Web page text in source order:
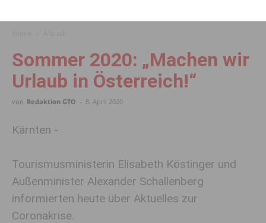
Sommer 2020: „Machen wir
Urlaub in Österreich!“
von Redaktion GTO - 8. April 2020
Kärnten -
Tourismusministerin Elisabeth Köstinger und
Außenminister Alexander Schallenberg
informierten heute über Aktuelles zur
Coronakrise.